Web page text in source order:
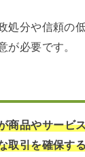
処分や信頼の
が必要です。
商品やサービ
取引を確保す